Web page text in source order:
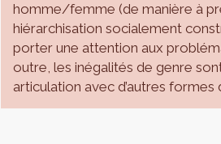
homme/femme (de manière à
hiérarchisation socialement
porter une attention aux
outre, les inégalités de genre
articulation avec d’autres formes